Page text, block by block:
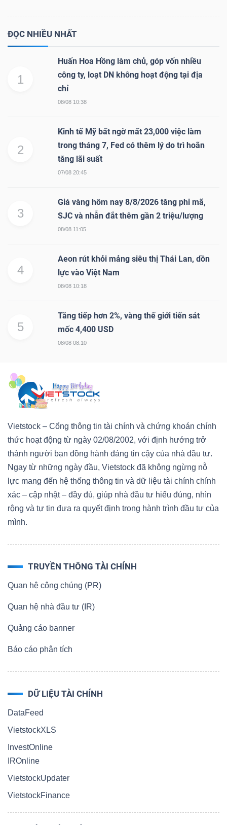
ĐỌC NHIỀU NHẤT
1
Huấn Hoa Hồng làm chủ, góp vốn nhiều
công ty, loạt DN không hoạt động tại địa
chỉ
08/08 10:38
2
Kinh tế Mỹ bất ngờ mất 23,000 việc làm
trong tháng 7, Fed có thêm lý do trì hoãn
tăng lãi suất
07/08 20:45
3
Giá vàng hôm nay 8/8/2026 tăng phi mã,
SJC và nhẫn đắt thêm gần 2 triệu/lượng
08/08 11:05
4
Aeon rút khỏi mảng siêu thị Thái Lan, dồn
lực vào Việt Nam
08/08 10:18
5
Tăng tiếp hơn 2%, vàng thế giới tiến sát
mốc 4,400 USD
08/08 08:10
Vietstock – Cổng thông tin tài chính và chứng khoán chính
thức hoạt động từ ngày 02/08/2002, với định hướng trở
thành người bạn đồng hành đáng tin cậy của nhà đầu tư.
Ngay từ những ngày đầu, Vietstock đã không ngừng nỗ
lực mang đến hệ thống thông tin và dữ liệu tài chính chính
xác – cập nhật – đầy đủ, giúp nhà đầu tư hiểu đúng, nhìn
rộng và tự tin đưa ra quyết định trong hành trình đầu tư của
mình.
TRUYỀN THÔNG TÀI CHÍNH
Quan hệ công chúng (PR)
Quan hệ nhà đầu tư (IR)
Quảng cáo banner
Báo cáo phân tích
DỮ LIỆU TÀI CHÍNH
DataFeed
VietstockXLS
InvestOnline
IROnline
VietstockUpdater
VietstockFinance